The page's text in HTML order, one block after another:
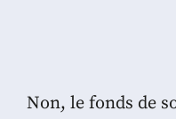
Non, le fonds de